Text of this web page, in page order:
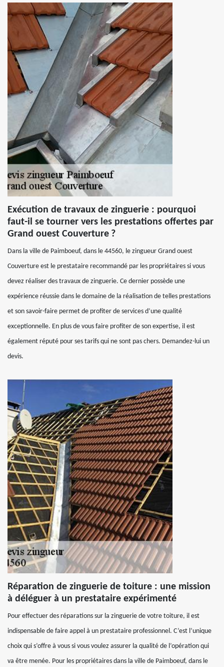
Exécution de travaux de zinguerie : pourquoi
faut-il se tourner vers les prestations offertes par
Grand ouest Couverture ?
Dans la ville de Paimboeuf, dans le 44560, le zingueur Grand ouest
Couverture est le prestataire recommandé par les propriétaires si vous
devez réaliser des travaux de zinguerie. Ce dernier possède une
expérience réussie dans le domaine de la réalisation de telles prestations
et son savoir-faire permet de profiter de services d’une qualité
exceptionnelle. En plus de vous faire profiter de son expertise, il est
également réputé pour ses tarifs qui ne sont pas chers. Demandez-lui un
devis.
Réparation de zinguerie de toiture : une mission
à déléguer à un prestataire expérimenté
Pour effectuer des réparations sur la zinguerie de votre toiture, il est
indispensable de faire appel à un prestataire professionnel. C’est l’unique
choix qui s’offre à vous si vous voulez assurer la qualité de l’opération qui
va être menée. Pour les propriétaires dans la ville de Paimboeuf, dans le